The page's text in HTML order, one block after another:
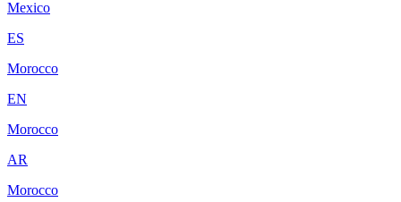
Mexico
ES
Morocco
EN
Morocco
AR
Morocco